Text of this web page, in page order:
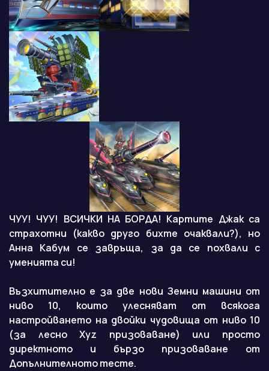
ЧУУ! ЧУУ! ВСИЧКИ НА БОРДА! Картите Джак са
страхотни (какво друго бихте очаквали?), но
Анна Кабум се завръща, за да се похвали с
уменията си!
Възхитително е за две нови Земни машини от
ниво 10, които улесняват от всякога
настройването на двойки чудовища от ниво 10
(за лесно Xyz призоваване) или просто
директното и бързо призоваване от
Допълнителното тесте.